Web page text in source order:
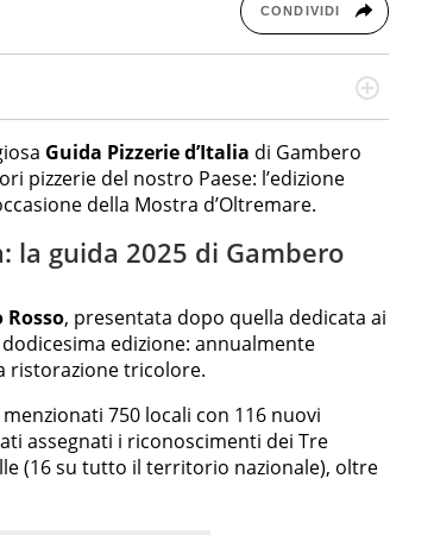
CONDIVIDI
anni si occupa di informazione sul web,
motori, spettacolo e videogame.
Guida Pizzerie d’Italia di Gambero
pizzerie del nostro Paese: l’edizione
della Mostra d’Oltremare.
la guida 2025 di Gambero
Rosso, presentata dopo quella dedicata ai
edizione: annualmente
ristorazione tricolore.
750 locali con 116 nuovi
assegnati i riconoscimenti dei Tre
(16 su tutto il territorio nazionale), oltre